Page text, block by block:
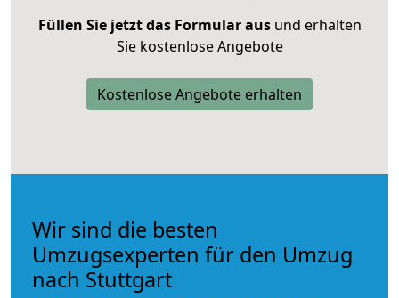
Füllen Sie jetzt das Formular ausund erhalten
Sie kostenlose Angebote
Kostenlose Angebote erhalten
Wir sind die besten
Umzugsexperten für den Umzug
nach Stuttgart